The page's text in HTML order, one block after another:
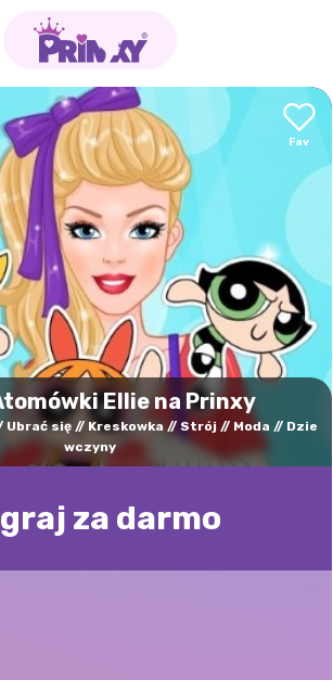
Ellie na Prinxy
Ubrać się Kreskowka Strój Moda
Dzie
wczyny
za darmo